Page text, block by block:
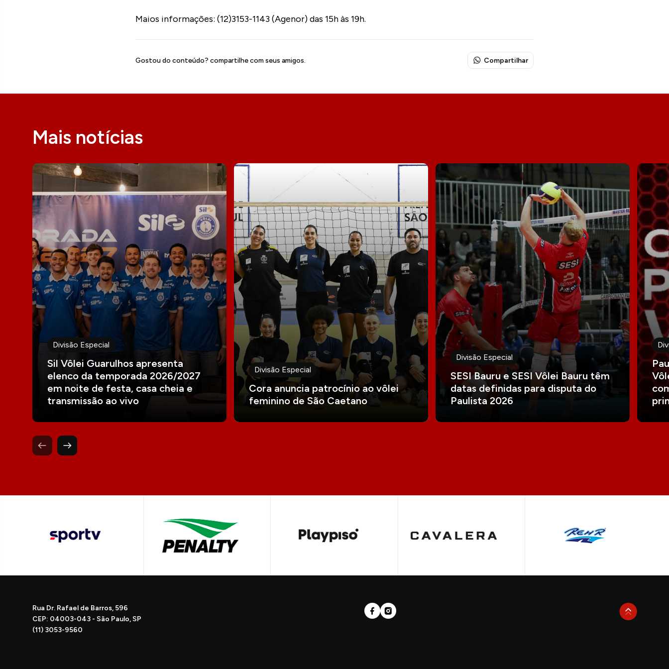
Maios informações: (12)3153-1143 (Agenor) das 15h às 19h.
Gostou do conteúdo? compartilhe com seus amigos. Compartilhar
Mais notícias
Divisão Especial
Sil Vôlei Guarulhos apresenta
elenco da temporada 2026/2027
em noite de festa, casa cheia e
transmissão ao vivo
Divisão Especial
Cora anuncia patrocínio ao vôlei
feminino de São Caetano
Divisão Especial
SESI Bauru e SESI Vôlei Bauru têm
datas definidas para disputa do
Paulista 2026
Rua Dr. Rafael de Barros, 596
CEP: 04003-043 - São Paulo, SP
(11) 3053-9560